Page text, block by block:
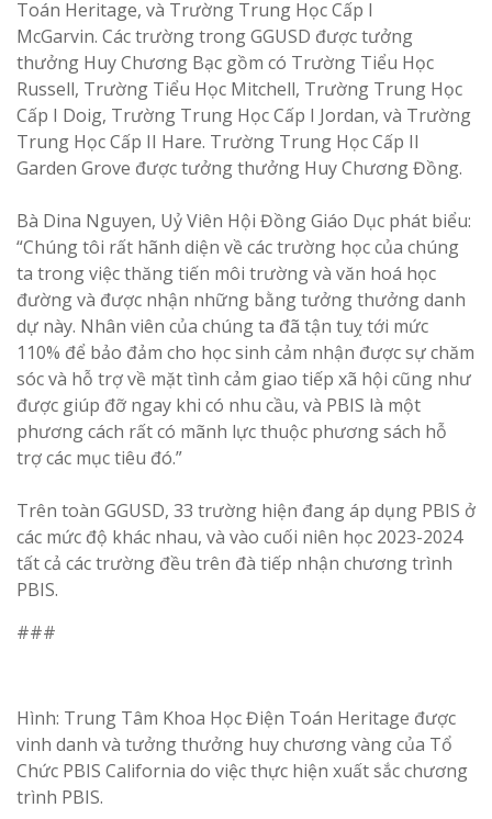
Toán Heritage, và Trường Trung Học Cấp I
McGarvin. Các trường trong GGUSD được tưởng
thưởng Huy Chương Bạc gồm có Trường Tiểu Học
Russell, Trường Tiểu Học Mitchell, Trường Trung Học
Cấp I Doig, Trường Trung Học Cấp I Jordan, và Trường
Trung Học Cấp II Hare. Trường Trung Học Cấp II
Garden Grove được tưởng thưởng Huy Chương Đồng.
Bà Dina Nguyen, Uỷ Viên Hội Đồng Giáo Dục phát biểu:
“Chúng tôi rất hãnh diện về các trường học của chúng
ta trong việc thăng tiến môi trường và văn hoá học
đường và được nhận những bằng tưởng thưởng danh
dự này. Nhân viên của chúng ta đã tận tuỵ tới mức
110% để bảo đảm cho học sinh cảm nhận được sự chăm
sóc và hỗ trợ về mặt tình cảm giao tiếp xã hội cũng như
được giúp đỡ ngay khi có nhu cầu, và PBIS là một
phương cách rất có mãnh lực thuộc phương sách hỗ
trợ các mục tiêu đó.”
Trên toàn GGUSD, 33 trường hiện đang áp dụng PBIS ở
các mức độ khác nhau, và vào cuối niên học 2023-2024
tất cả các trường đều trên đà tiếp nhận chương trình
PBIS.
###
Hình: Trung Tâm Khoa Học Điện Toán Heritage được
vinh danh và tưởng thưởng huy chương vàng của Tổ
Chức PBIS California do việc thực hiện xuất sắc chương
trình PBIS.